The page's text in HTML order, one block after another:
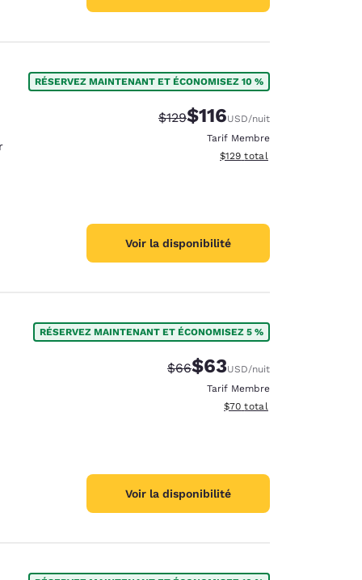
RÉSERVEZ MAINTENANT ET ÉCONOMISEZ 10 %
Tarif barré :
$129Tarif réduit :
$116USD/nuit
Tarif Membre
Afficher les détails du total
$129 total
Voir la disponibilité
RÉSERVEZ MAINTENANT ET ÉCONOMISEZ 5 %
Tarif barré :
$66Tarif réduit :
$63USD/nuit
Tarif Membre
Afficher les détails du total
$70 total
Voir la disponibilité